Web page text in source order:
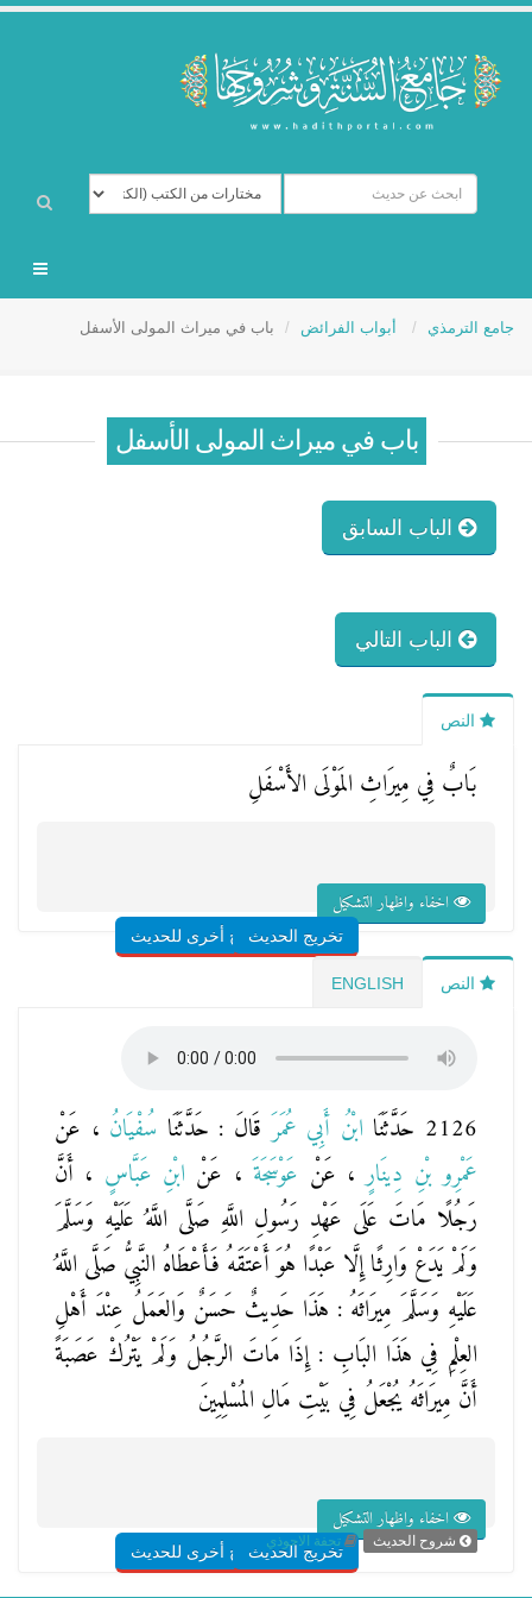
جامع الترمذي أبواب الفرائض باب في ميراث المولى الأسفل
باب في ميراث المولى الأسفل
الباب السابق
الباب التالي
النص
بَابٌ فِي مِيرَاثِ المَوْلَى الأَسْفَلِ
اخفاء واظهار التشكيل
تخريج الحديثشروح أخرى للحديث
النص ENGLISH
2126 حَدَّثَنَا ابْنُ أَبِي عُمَرَ قَالَ : حَدَّثَنَا سُفْيَانُ ، عَنْ
عَمْرِو بْنِ دِينَارٍ ، عَنْ عَوْسَجَةَ ، عَنْ ابْنِ عَبَّاسٍ ، أَنَّ
رَجُلًا مَاتَ عَلَى عَهْدِ رَسُولِ اللَّهِ صَلَّى اللَّهُ عَلَيْهِ وَسَلَّمَ
وَلَمْ يَدَعْ وَارِثًا إِلَّا عَبْدًا هُوَ أَعْتَقَهُ فَأَعْطَاهُ النَّبِيُّ صَلَّى اللَّهُ
عَلَيْهِ وَسَلَّمَ مِيرَاثَهُ : هَذَا حَدِيثٌ حَسَنٌ وَالعَمَلُ عِنْدَ أَهْلِ
العِلْمِ فِي هَذَا البَابِ : إِذَا مَاتَ الرَّجُلُ وَلَمْ يَتْرُكْ عَصَبَةً
أَنَّ مِيرَاثَهُ يُجْعَلُ فِي بَيْتِ مَالِ المُسْلِمِينَ
اخفاء واظهار التشكيل
تخريج الحديثشروح أخرى للحديث
شروح الحديث تحفة الاحوذي